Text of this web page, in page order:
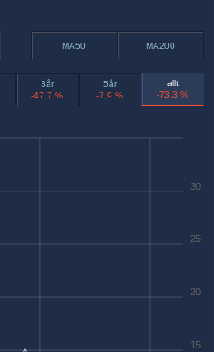
MA50 MA200
3år
-47,7 %
5år
-7,9 %
allt
-73,3 %
15
20
25
30